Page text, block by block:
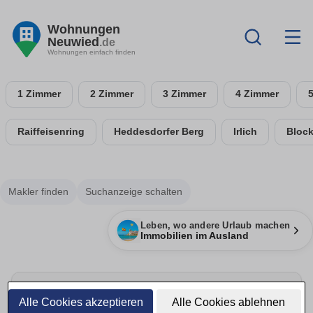
Alle Cookies akzeptieren Alle Cookies ablehnen
Wohnungen
Neuwied.de
Wohnungen einfach finden
1 Zimmer 2 Zimmer 3 Zimmer 4 Zimmer
Raiffeisenring Heddesdorfer Berg Irlich Block
Makler finden Suchanzeige schalten
Leben, wo andere Urlaub machen
Immobilien im Ausland
Energie sparen & Anbieter vergleichen